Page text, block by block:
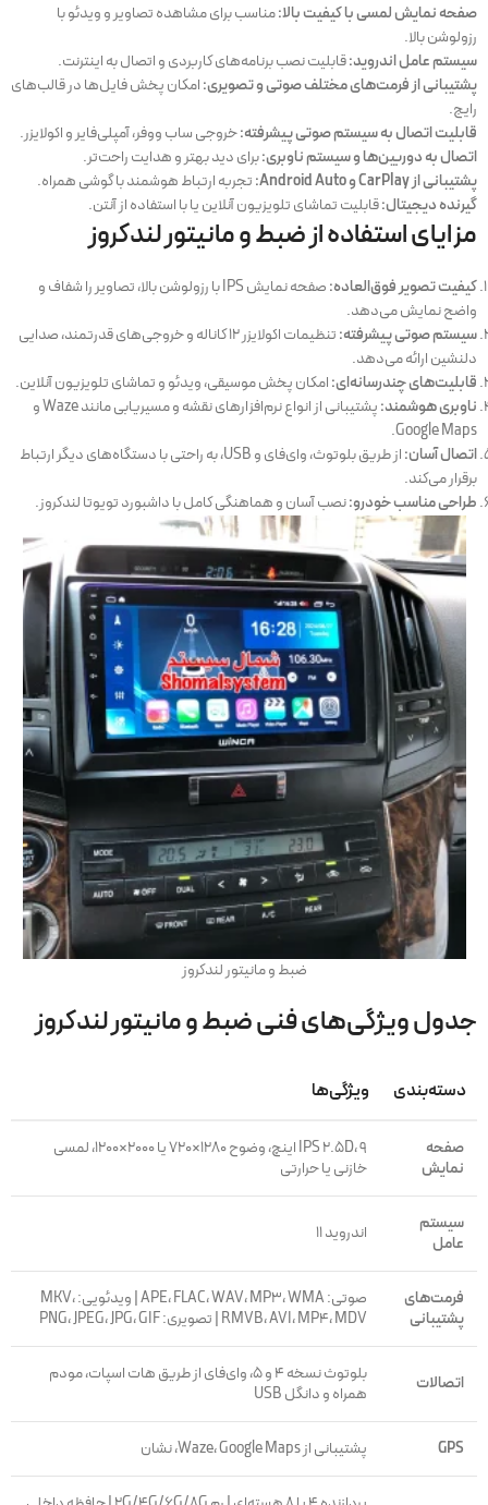
صفحه نمایش لمسی با کیفیت بالا:مناسب برای مشاهده تصاویر و ویدئو با
رزولوشن بالا.
سیستم عامل اندروید:قابلیت نصب برنامه‌های کاربردی و اتصال به اینترنت.
پشتیبانی از فرمت‌های مختلف صوتی و تصویری:امکان پخش فایل‌ها در قالب‌های
رایج.
قابلیت اتصال به سیستم صوتی پیشرفته:خروجی ساب ووفر، آمپلی‌فایر و اکولایزر.
اتصال به دوربین‌ها و سیستم ناوبری:برای دید بهتر و هدایت راحت‌تر.
پشتیبانی از CarPlay و Android Auto:
تجربه ارتباط هوشمند با گوشی همراه.
گیرنده دیجیتال:قابلیت تماشای تلویزیون آنلاین یا با استفاده از آنتن.
مزایای استفاده از ضبط و مانیتور لندکروز
کیفیت تصویر فوق‌العاده:
صفحه نمایش IPS با رزولوشن بالا، تصاویر را شفاف و
واضح نمایش می‌دهد.
سیستم صوتی پیشرفته:
تنظیمات اکولایزر ۱۲ کاناله و خروجی‌های قدرتمند، صدایی
دلنشین ارائه می‌دهد.
قابلیت‌های چندرسانه‌ای:امکان پخش موسیقی، ویدئو و تماشای تلویزیون آنلاین.
ناوبری هوشمند:
پشتیبانی از انواع نرم‌افزارهای نقشه و مسیریابی مانند Waze و
Google Maps.
اتصال آسان:
از طریق بلوتوث، وای‌فای و USB، به راحتی با دستگاه‌های دیگر ارتباط
برقرار می‌کند.
طراحی مناسب خودرو:نصب آسان و هماهنگی کامل با داشبورد تویوتا لندکروز.
ضبط و مانیتور لندکروز
جدول ویژگی‌های فنی ضبط و مانیتور لندکروز
دسته‌بندی ویژگی‌ها
صفحه
نمایش
IPS 2.5D، ۹ اینچ، وضوح ۱۲۸۰×۷۲۰ یا ۲۰۰۰×۱۲۰۰، لمسی
خازنی یا حرارتی
سیستم
عامل
اندروید ۱۱
فرمت‌های
پشتیبانی
صوتی: APE، FLAC، WAV، MP3، WMA | ویدئویی: MKV،
RMVB، AVI، MP4، MDV | تصویری: PNG، JPEG، JPG، GIF
اتصالات
بلوتوث نسخه ۴ و ۵، وای‌فای از طریق هات اسپات، مودم
همراه و دانگل USB
GPS پشتیبانی از Waze، Google Maps، نشان